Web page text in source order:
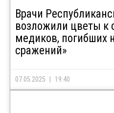
Врачи
возложили цветы к
медиков, погибших
сражений»
07.05.2025 19:40